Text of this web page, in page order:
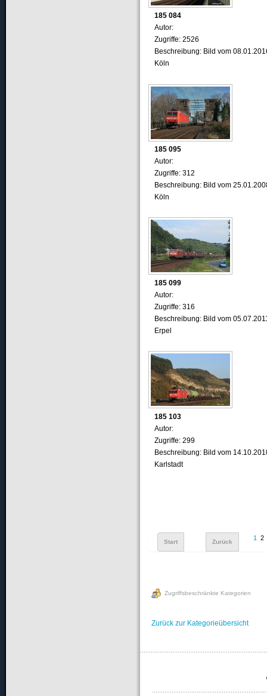
185 084
Autor:
Zugriffe: 2526
Beschreibung: Bild vom
Köln
185 095
Autor:
Zugriffe: 312
Beschreibung: Bild vom
Köln
185 099
Autor:
Zugriffe: 316
Beschreibung: Bild vom
Erpel
185 103
Autor:
Zugriffe: 299
Beschreibung: Bild vom
Karlstadt
Start Zurück
1 2
Zugriffsbeschränkte Kategorien
Zurück zur Kategorieübersicht